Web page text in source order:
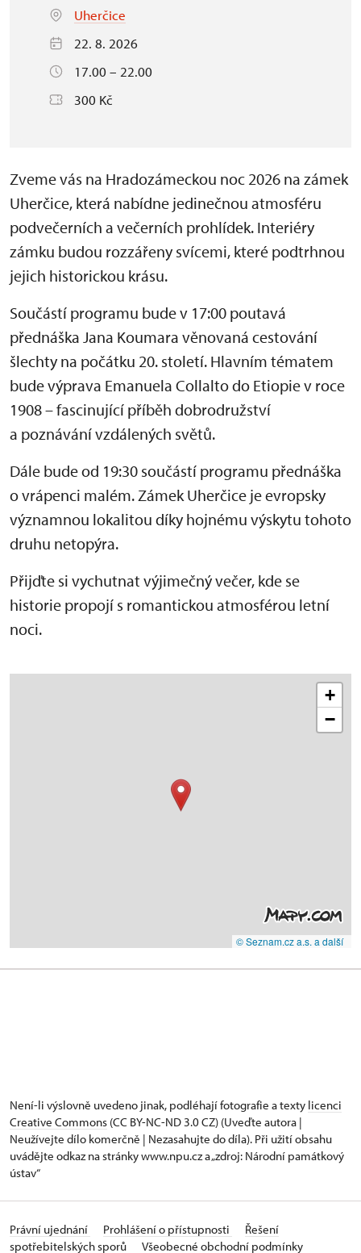
Uherčice
22. 8. 2026
17.00 – 22.00
300 Kč
Zveme vás na Hradozámeckou noc 2026 na zámek
Uherčice, která nabídne jedinečnou atmosféru
podvečerních a večerních prohlídek. Interiéry
zámku budou rozzářeny svícemi, které podtrhnou
jejich historickou krásu.
Součástí programu bude v 17:00 poutavá
přednáška Jana Koumara věnovaná cestování
šlechty na počátku 20. století. Hlavním tématem
bude výprava Emanuela Collalto do Etiopie v roce
1908 – fascinující příběh dobrodružství
a poznávání vzdálených světů.
Dále bude od 19:30 součástí programu přednáška
o vrápenci malém. Zámek Uherčice je evropsky
významnou lokalitou díky hojnému výskytu tohoto
druhu netopýra.
Přijďte si vychutnat výjimečný večer, kde se
historie propojí s romantickou atmosférou letní
noci.
+
−
© Seznam.cz a.s. a další
Není-li výslovně uvedeno jinak, podléhají fotografie a texty licenci
Creative Commons (CC BY-NC-ND 3.0 CZ) (Uveďte autora |
Neužívejte dílo komerčně | Nezasahujte do díla). Při užití obsahu
uvádějte odkaz na stránky www.npu.cz a „zdroj: Národní památkový
ústav“
Právní ujednání Prohlášení o přístupnosti
Řešení
spotřebitelských sporů
Všeobecné obchodní podmínky